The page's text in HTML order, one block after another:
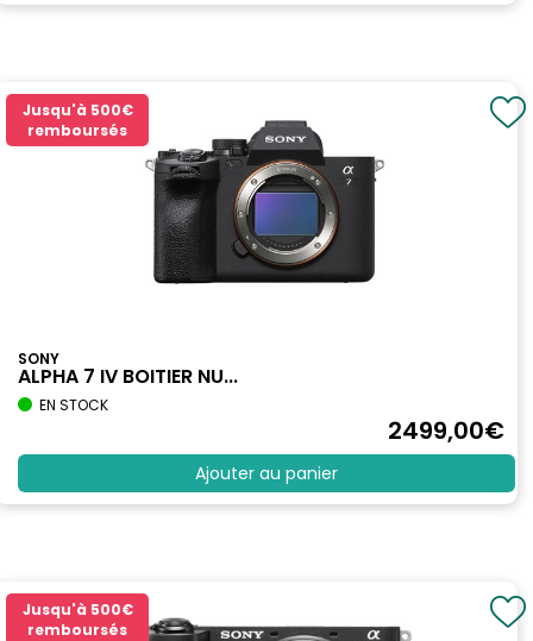
Jusqu'à 500€
remboursés
SONY
ALPHA 7 IV BOITIER NU...
EN STOCK
2499,00€
Ajouter au panier
Jusqu'à 500€
remboursés